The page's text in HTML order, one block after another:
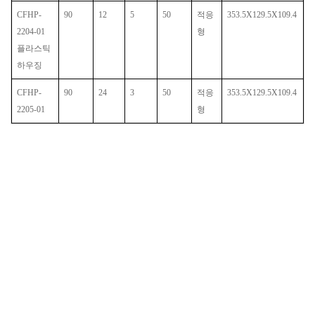
CFHP-
2204-01
플라스틱
하우징
90 12 5 50
적응
형
353.5X129.5X109.4
CFHP-
2205-01
90 24 3 50
적응
형
353.5X129.5X109.4